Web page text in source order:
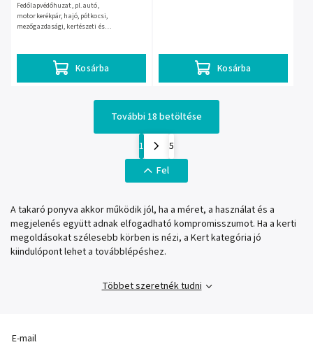
Kosárba
Fedőlapvédőhuzat, pl. autó,
motorkerékpár, hajó, pótkocsi,
mezőgazdasági, kertészeti és
bútorok vagy...
Kosárba
További 18 betöltése
1
5
Fel
A takaró ponyva akkor működik jól, ha a méret, a használat és a
megjelenés együtt adnak elfogadható kompromisszumot. Ha a kerti
megoldásokat szélesebb körben is nézi, a Kert kategória jó
kiindulópont lehet a továbblépéshez.
Többet szeretnék tudni
E-mail